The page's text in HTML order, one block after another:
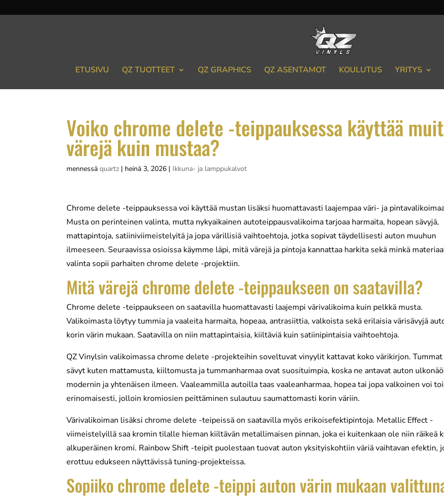
ETUSIVU QZ TUOTTEET QZ GRAPHICS QZ ASENTAMOT KOULUTUS YRITYS
Voiko chrome delete -teippauksessa käyttää
värejä kuin mustaa?
mennessäquartz | heinä 3, 2026 | Ikkuna- ja lamppukalvot
Chrome delete -teippauksessa voi käyttää mustan lisäksi huomattavasti laajempaa väri- ja
Musta on perinteinen valinta, mutta nykyaikainen autoteippausvalikoima tarjoaa harmaita, hopean sävyjä,
mattapintoja, satiiniviimeistelyitä ja jopa värillisiä vaihtoehtoja, jotka sopivat täydellisesti auton muuhun
ilmeeseen. Seuraavissa osioissa käymme läpi, mitä värejä ja pintoja kannattaa harkita sekä minkä
valinta sopii parhaiten chrome delete -projektiin.
Mitä värejä chrome delete -teippaukseen on saatavilla?
Chrome delete -teippaukseen on saatavilla huomattavasti laajempi värivalikoima kuin pelkkä musta.
Valikoimasta löytyy tummia ja vaaleita harmaita, hopeaa, antrasiittia, valkoista sekä erilaisia värisävyjä
korin värin mukaan. Saatavilla on niin mattapintaisia, kiiltäviä kuin satiinipintaisia vaihtoehtoja.
QZ Vinylsin valikoimassa chrome delete -projekteihin soveltuvat vinyylit kattavat koko värikirjon. Tummat
sävyt kuten mattamusta, kiiltomusta ja tummanharmaa ovat suosituimpia, koska ne antavat auton
modernin ja yhtenäisen ilmeen. Vaaleammilla autoilla taas vaaleanharmaa, hopea tai jopa valkoinen voi
erinomaisesti, jolloin kromiosien peittäminen sulautuu saumattomasti korin väriin.
Värivalikoiman lisäksi chrome delete -teipeissä on saatavilla myös erikoisefektipintoja. Metallic Effect -
viimeistelyillä saa kromin tilalle hieman kiiltävän metallimaisen pinnan, joka ei kuitenkaan ole niin räikeä
alkuperäinen kromi. Rainbow Shift -teipit puolestaan tuovat auton yksityiskohtiin väriä vaihtavan efektin,
erottuu edukseen näyttävissä tuning-projekteissa.
Sopiiko chrome delete -teippi auton värin mukaan